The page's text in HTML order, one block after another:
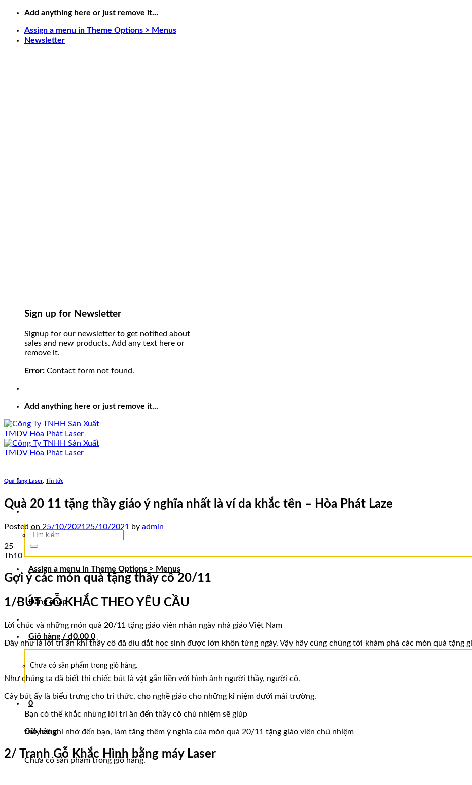
Skip
content
Add anything here or just remove it...
Assign a menu in Theme Options > Menus
Newsletter
Sign up for Newsletter
Signup for our newsletter to get notified about
sales and new products. Add any text here or
remove it.
Error: Contact form not found.
Add anything here or just remove it...
Tìm
kiếm:
Assign a menu in Theme Options > Menus
Đăng nhập
Giỏ hàng / ₫0.00 0
Chưa có sản phẩm trong giỏ hàng.
0
Giỏ hàng
Chưa có sản phẩm trong giỏ hàng.
Quà tặng Laser, Tin tức
Quà 20 11 tặng thầy giáo ý nghĩa nhất là ví da khắc tên – Hòa Phát Laze
Posted on25/10/202125/10/2021byadmin
25
Th10
Gợi ý các món quà tặng thầy cô 20/11
1/BÚT GỖ KHẮC THEO YÊU CẦU
Lời chúc và những món quà 20/11 tặng giáo viên nhân ngày nhà giáo Việt Nam
Đây như là lời tri ân khi thầy cô đã dìu dắt học sinh được lớn khôn từng ngày. Vậy hãy cùng chúng tới khám phá các món quà tặng
Như chúng ta đã biết thì chiếc bút là vật gắn liền với hình ảnh người thầy, người cô.
Cây bút ấy là biểu trưng cho tri thức, cho nghề giáo cho những kỉ niệm dưới mái trường.
Bạn có thể khắc những lời tri ân đến thầy cô chủ nhiệm sẽ giúp
thầy cô ghi nhớ đến bạn, làm tăng thêm ý nghĩa của món quà 20/11 tặng giáo viên chủ nhiệm
2/ Tranh Gỗ Khắc Hình bằng máy Laser